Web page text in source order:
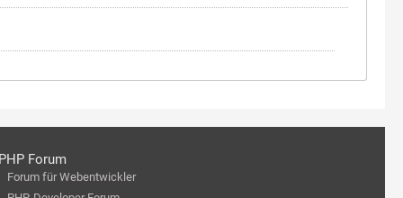
Forum
Forum für Webentwickler